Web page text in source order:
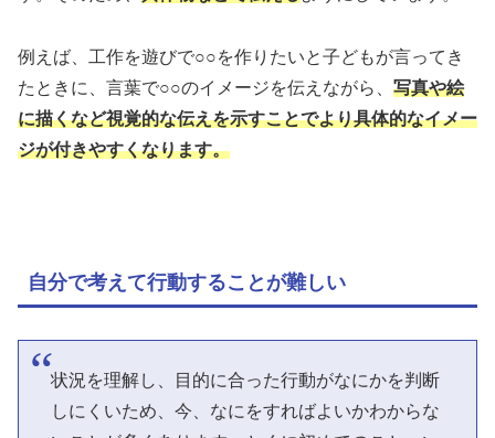
例えば、工作を遊びで○○を作りたいと子どもが言ってき
たときに、言葉で○○のイメージを伝えながら、 写真や絵
に描くなど視覚的な伝えを示すことでより具体的なイメー
ジが付きやすくなります。
自分で考えて行動することが難しい
状況を理解し、目的に合った行動がなにかを判断
しにくいため、今、なにをすればよいかわからな